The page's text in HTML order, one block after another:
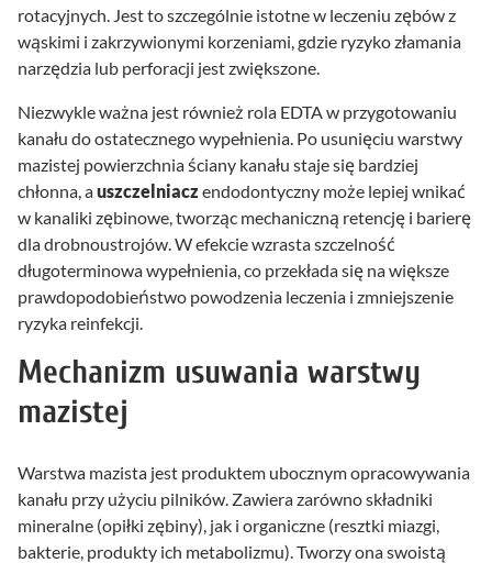
rotacyjnych. Jest to szczególnie istotne w leczeniu zębów z
wąskimi i zakrzywionymi korzeniami, gdzie ryzyko złamania
narzędzia lub perforacji jest zwiększone.
Niezwykle ważna jest również rola EDTA w przygotowaniu
kanału do ostatecznego wypełnienia. Po usunięciu warstwy
mazistej powierzchnia ściany kanału staje się bardziej
chłonna, auszczelniaczendodontyczny może lepiej wnikać
w kanaliki zębinowe, tworząc mechaniczną retencję i barierę
dla drobnoustrojów. W efekcie wzrasta szczelność
długoterminowa wypełnienia, co przekłada się na większe
prawdopodobieństwo powodzenia leczenia i zmniejszenie
ryzyka reinfekcji.
Mechanizm usuwania warstwy
mazistej
Warstwa mazista jest produktem ubocznym opracowywania
kanału przy użyciu pilników. Zawiera zarówno składniki
mineralne (opiłki zębiny), jak i organiczne (resztki miazgi,
bakterie, produkty ich metabolizmu). Tworzy ona swoistą